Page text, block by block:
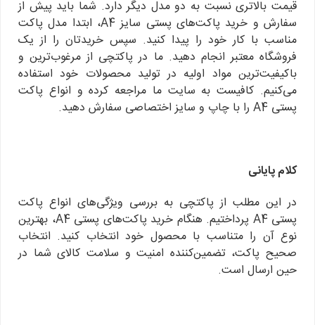
قیمت بالاتری نسبت به دو مدل دیگر دارد. شما باید پیش از
سفارش و خرید پاکت‌های پستی سایز A4، ابتدا مدل پاکت
مناسب با کار خود را پیدا کنید. سپس خریدتان را از یک
فروشگاه معتبر انجام دهید. ما در پاکتچی از مرغوب‌ترین و
باکیفیت‌ترین مواد اولیه در تولید محصولات خود استفاده
می‌کنیم. کافیست به سایت ما مراجعه کرده و انواع پاکت
پستی A4 را با چاپ و سایز اختصاصی سفارش دهید.
کلام پایانی
در این مطلب از پاکتچی به بررسی ویژگی‌های انواع پاکت
پستی A4 پرداختیم. هنگام خرید پاکت‌های پستی A4، بهترین
نوع آن را متناسب با محصول خود انتخاب کنید. انتخاب
صحیح پاکت، تضمین‌کننده امنیت و سلامت کالای شما در
حین ارسال است.